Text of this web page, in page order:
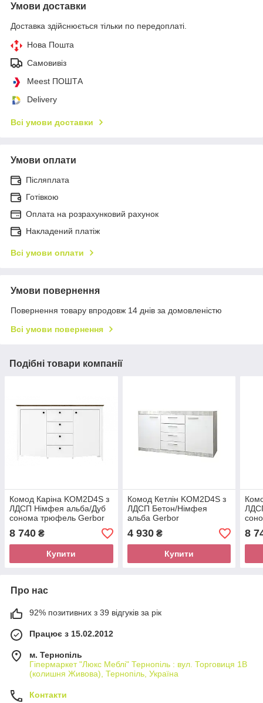
Умови доставки
Доставка здійснюється тільки по передоплаті.
Нова Пошта
Самовивіз
Meest ПОШТА
Delivery
Всі умови доставки
Умови оплати
Післяплата
Готівкою
Оплата на розрахунковий рахунок
Накладений платіж
Всі умови оплати
Умови повернення
Повернення товару впродовж 14 днів за домовленістю
Всі умови повернення
Подібні товари компанії
Комод Каріна KOM2D4S з
ЛДСП Німфея альба/Дуб
сонома трюфель Gerbor
8 740 ₴
Купити
Комод Кетлін KOM2D4S з
ЛДСП Бетон/Німфея
альба Gerbor
4 930₴
Купити
8
Про нас
92% позитивних з 39 відгуків за рік
Працює з 15.02.2012
м. Тернопіль
Гіпермаркет "Люкс Меблі" Тернопіль : вул. Торговиця 1В
(колишня Живова), Тернопіль, Україна
Контакти